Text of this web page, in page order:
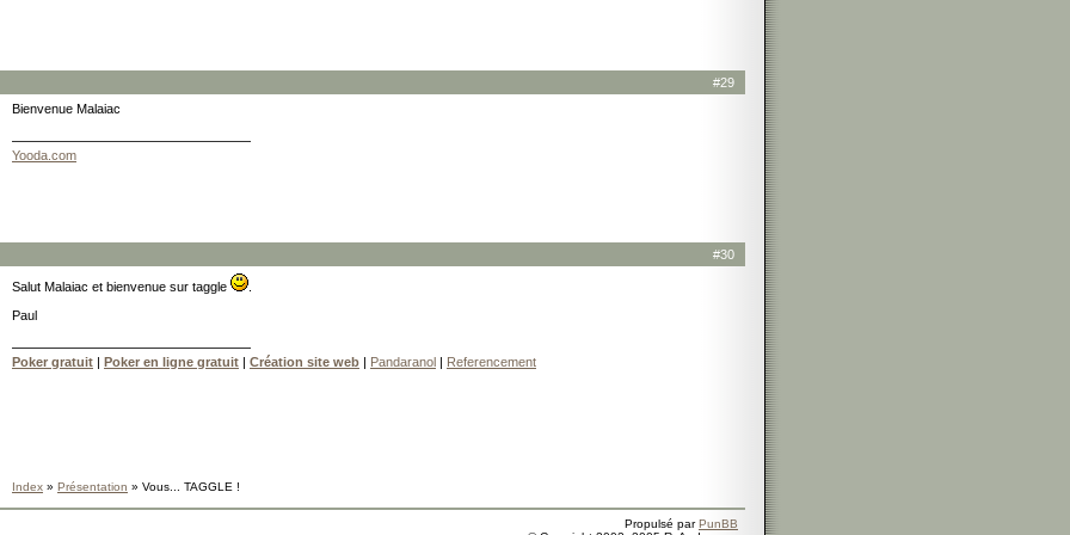
#29
Bienvenue Malaiac
Yooda.com
#30
Salut Malaiac et bienvenue sur taggle
Paul
Poker gratuit | Poker en ligne gratuit | Création site web | Pandaranol | Referencement
Index » Présentation » Vous... TAGGLE !
Propulsé parPunBB